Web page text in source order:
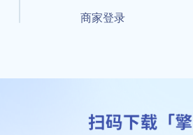
商家登录
擎天拆车好省快 All Rights Reserved
公安部备案号： 鲁公网安备